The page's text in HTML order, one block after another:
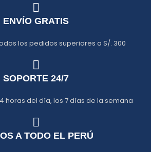
ENVÍO GRATIS
los pedidos superiores a S/. 300
SOPORTE 24/7
horas del día, los 7 días de la semana
A TODO EL PERÚ